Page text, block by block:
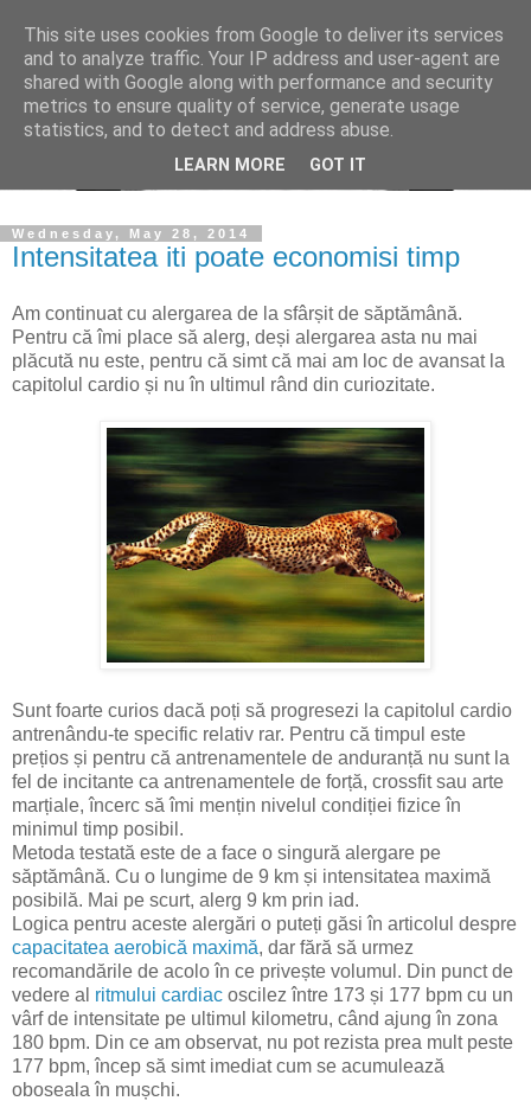
Wednesday, May 28, 2014
Intensitatea iti poate economisi timp
Am continuat cu alergarea de la sfârșit de săptămână.
Pentru că îmi place să alerg, deși alergarea asta nu mai
plăcută nu este, pentru că simt că mai am loc de avansat la
capitolul cardio și nu în ultimul rând din curiozitate.
Sunt foarte curios dacă poți să progresezi la capitolul cardio
antrenându-te specific relativ rar. Pentru că timpul este
prețios și pentru că antrenamentele de anduranță nu sunt la
fel de incitante ca antrenamentele de forță, crossfit sau arte
marțiale, încerc să îmi mențin nivelul condiției fizice în
minimul timp posibil.
Metoda testată este de a face o singură alergare pe
săptămână. Cu o lungime de 9 km și intensitatea maximă
posibilă. Mai pe scurt, alerg 9 km prin iad.
Logica pentru aceste alergări o puteți găsi în articolul despre
capacitatea aerobică maximă, dar fără să urmez
recomandările de acolo în ce privește volumul. Din punct de
vedere al ritmului cardiac oscilez între 173 și 177 bpm cu un
vârf de intensitate pe ultimul kilometru, când ajung în zona
180 bpm. Din ce am observat, nu pot rezista prea mult peste
177 bpm, încep să simt imediat cum se acumulează
oboseala în mușchi.
This site uses cookies from Google to deliver its services
and to analyze traffic. Your IP address and user-agent are
shared with Google along with performance and security
metrics to ensure quality of service, generate usage
statistics, and to detect and address abuse.
LEARN MORE GOT IT